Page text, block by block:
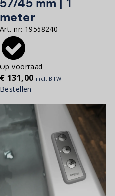
57/45 mm | 1
meter
Art. nr: 19568240
Op voorraad
€ 131,00 incl. BTW
Bestellen